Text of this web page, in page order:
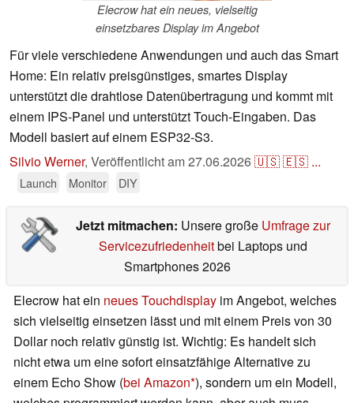
Elecrow hat ein neues, vielseitig
einsetzbares Display im Angebot
Für viele verschiedene Anwendungen und auch das Smart
Home: Ein relativ preisgünstiges, smartes Display
unterstützt die drahtlose Datenübertragung und kommt mit
einem IPS-Panel und unterstützt Touch-Eingaben. Das
Modell basiert auf einem ESP32-S3.
Silvio Werner, Veröffentlicht am27.06.2026🇺🇸🇪🇸 ...
Launch Monitor DIY
Jetzt mitmachen: Unsere große Umfrage zur
Servicezufriedenheitbei Laptops und
Smartphones 2026
Elecrow hat ein neues Touchdisplay im Angebot, welches
sich vielseitig einsetzen lässt und mit einem Preis von 30
Dollar noch relativ günstig ist. Wichtig: Es handelt sich
nicht etwa um eine sofort einsatzfähige Alternative zu
einem Echo Show (bei Amazon ), sondern um ein Modell,